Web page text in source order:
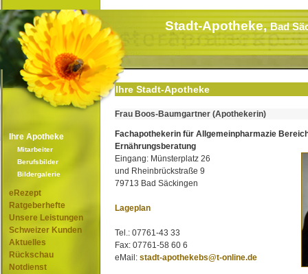
Stadt-Apotheke,Bad
Ihre Apotheke
Mitarbeiter
Berufsbilder
Bildergalerie
eRezept
Ratgeberhefte
Unsere Leistungen
Schweizer Kunden
Aktuelles
Rückschau
Notdienst
Ihre Stadt-Apotheke
Frau Boos-Baumgartner (Apothekerin)
Fachapothekerin für Allgemeinpharmazie
Ernährungsberatung
Eingang: Münsterplatz 26
und Rheinbrückstraße 9
79713 Bad Säckingen
Lageplan
Tel.: 07761-43 33
Fax: 07761-58 60 6
eMail: stadt-apothekebs@t-online.de